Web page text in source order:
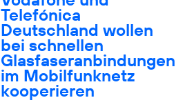
Telefónica
Deutschland wollen
bei schnellen
Glasfaseranbindungen
im Mobilfunknetz
kooperieren